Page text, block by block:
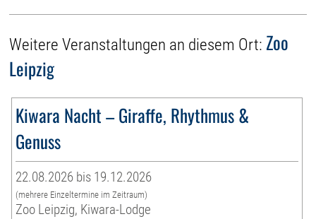
Weitere Veranstaltungen an diesem Ort: Zoo
Leipzig
Kiwara Nacht – Giraffe, Rhythmus &
Genuss
22.08.2026 bis 19.12.2026
(mehrere Einzeltermine im Zeitraum)
Zoo Leipzig, Kiwara-Lodge